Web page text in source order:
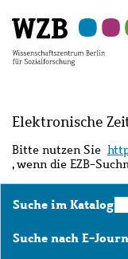
Hauptinhalt
springen
Navigation
springen
Suche
springen
Sekundärnavigation
springen
Fußzeile
springen
Elektronische
Bitte nutzen Sie
, wenn die EZB-
Suche im Katalog
im
Suche nach E-